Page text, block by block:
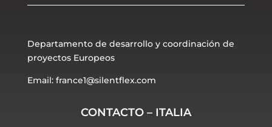
Departamento de desarrollo y coordinación de
proyectos Europeos
Email: france1@silentflex.com
CONTACTO – ITALIA